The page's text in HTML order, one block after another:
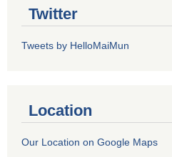
Twitter
Tweets by HelloMaiMun
Location
Our Location on Google Maps